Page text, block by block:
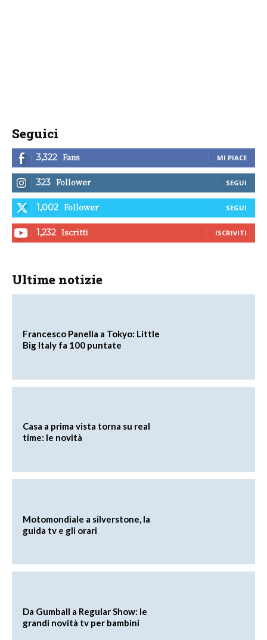
Seguici
3,322 Fans MI PIACE
323 Follower SEGUI
1,002 Follower SEGUI
1,232 Iscritti ISCRIVITI
Ultime notizie
Francesco Panella a Tokyo: Little
Big Italy fa 100 puntate
Casa a prima vista torna su real
time: le novità
Motomondiale a silverstone, la
guida tv e gli orari
Da Gumball a Regular Show: le
grandi novità tv per bambini